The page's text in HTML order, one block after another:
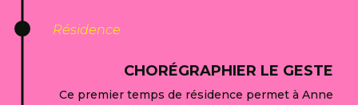
Résidence
CHORÉGRAPHIER LE GESTE
Ce premier temps de résidence permet à Anne